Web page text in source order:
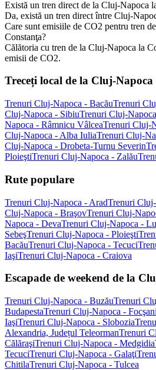
Există un tren direct de la Cluj-Napoca
Da, există un tren direct între Cluj-
Care sunt emisiile de CO2 pentru tren
Constanţa?
Călătoria cu tren de la Cluj-Napoca la
emisii de CO2.
Treceți local de la Cluj-Napoca
Trenuri Cluj-Napoca - BacăuTrenuri
Cluj-Napoca - SibiuTrenuri Cluj-
Napoca - Râmnicu VâlceaTrenuri Cluj-
Cluj-Napoca - Alba IuliaTrenuri Cluj-
Cluj-Napoca - Drobeta-Turnu Severin
PloieştiTrenuri Cluj-Napoca - Zalău
Rute populare
Trenuri Cluj-Napoca - AradTrenuri
Cluj-Napoca - BraşovTrenuri Cluj-
Napoca - DevaTrenuri Cluj-Napoca -
SebeşTrenuri Cluj-Napoca - Ploieşti
BacăuTrenuri Cluj-Napoca - Tecuci
IaşiTrenuri Cluj-Napoca - Craiova
Escapade de weekend de la
Trenuri Cluj-Napoca - BuzăuTrenuri
BudapestaTrenuri Cluj-Napoca - Focşani
IaşiTrenuri Cluj-Napoca - Slobozia
Alexandria, Județul TeleormanTrenuri
CălăraşiTrenuri Cluj-Napoca - Medgidia
TecuciTrenuri Cluj-Napoca - Galaţi
ChitilaTrenuri Cluj-Napoca - Tulcea